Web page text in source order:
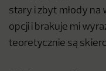
stary i zbyt młody na
opcji i brakuje mi
teoretycznie są